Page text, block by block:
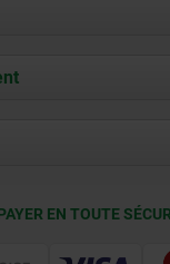
nous
EN TOUTE